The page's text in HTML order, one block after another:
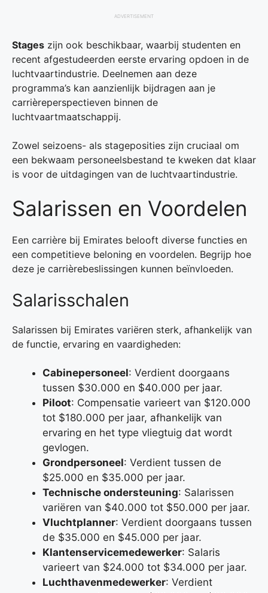
ADVERTISEMENT
Stages zijn ook beschikbaar, waarbij studenten en
recent afgestudeerden eerste ervaring opdoen in de
luchtvaartindustrie. Deelnemen aan deze
programma’s kan aanzienlijk bijdragen aan je
carrièreperspectieven binnen de
luchtvaartmaatschappij.
Zowel seizoens- als stageposities zijn cruciaal om
een bekwaam personeelsbestand te kweken dat klaar
is voor de uitdagingen van de luchtvaartindustrie.
Salarissen en Voordelen
Een carrière bij Emirates belooft diverse functies en
een competitieve beloning en voordelen. Begrijp hoe
deze je carrièrebeslissingen kunnen beïnvloeden.
Salarisschalen
Salarissen bij Emirates variëren sterk, afhankelijk van
de functie, ervaring en vaardigheden:
Cabinepersoneel: Verdient doorgaans
tussen $30.000 en $40.000 per jaar.
Piloot: Compensatie varieert van $120.000
tot $180.000 per jaar, afhankelijk van
ervaring en het type vliegtuig dat wordt
gevlogen.
Grondpersoneel: Verdient tussen de
$25.000 en $35.000 per jaar.
Technische ondersteuning: Salarissen
variëren van $40.000 tot $50.000 per jaar.
Vluchtplanner: Verdient doorgaans tussen
de $35.000 en $45.000 per jaar.
Klantenservicemedewerker: Salaris
varieert van $24.000 tot $34.000 per jaar.
Luchthavenmedewerker: Verdient